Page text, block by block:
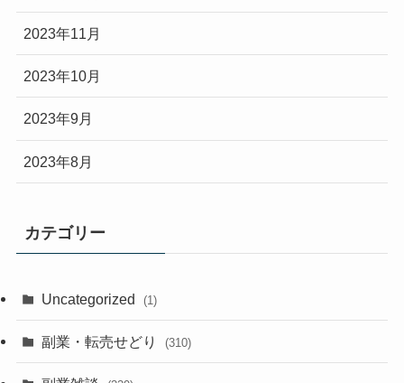
2023年11月
2023年10月
2023年9月
2023年8月
カテゴリー
Uncategorized (1)
副業・転売せどり (310)